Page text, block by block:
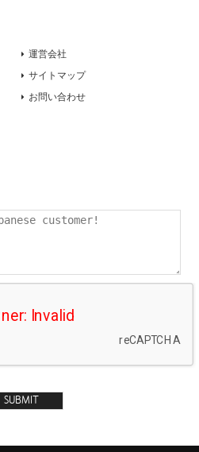
運営会社
サイトマップ
お問い合わせ